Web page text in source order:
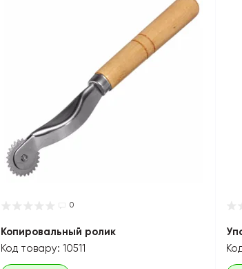
0
Копировальный ролик
Код товару: 10511